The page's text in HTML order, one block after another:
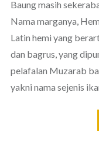
Baung masih
Nama marganya,
Latin hemi yang
dan bagrus, yang
pelafalan Muzarab
yakni nama sejenis